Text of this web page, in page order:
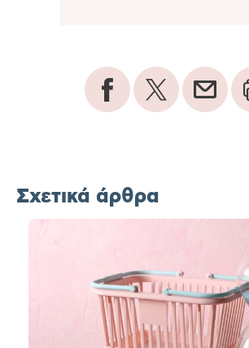
Σχετικά άρθρα